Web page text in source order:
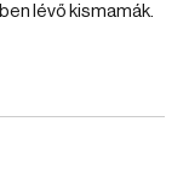
lévő kismamák.